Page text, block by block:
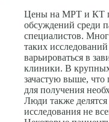
Цены на МРТ и КТ
обсуждений среди
специалистов.
таких
варьироваться в
клиники. В
зачастую выше, что
для получения
Люди также
исследования не